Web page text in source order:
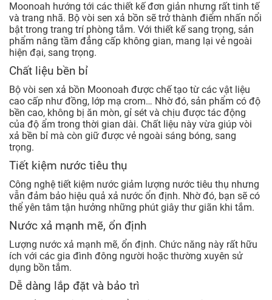
Moonoah hướng tới các thiết kế đơn giản nhưng rất tinh tế
và trang nhã. Bộ vòi sen xả bồn sẽ trở thành điểm nhấn nổi
bật trong trang trí phòng tắm. Với thiết kế sang trọng, sản
phẩm nâng tầm đẳng cấp không gian, mang lại vẻ ngoài
hiện đại, sang trọng.
Chất liệu bền bỉ
Bộ vòi sen xả bồn Moonoah được chế tạo từ các vật liệu
cao cấp như đồng, lớp mạ crom… Nhờ đó, sản phẩm có độ
bền cao, không bị ăn mòn, gỉ sét và chịu được tác động
của độ ẩm trong thời gian dài. Chất liệu này vừa giúp vòi
xả bền bỉ mà còn giữ được vẻ ngoài sáng bóng, sang
trọng.
Tiết kiệm nước tiêu thụ
Công nghệ tiết kiệm nước giảm lượng nước tiêu thụ nhưng
vẫn đảm bảo hiệu quả xả nước ổn định. Nhờ đó, bạn sẽ có
thể yên tâm tận hưởng những phút giây thư giãn khi tắm.
Nước xả mạnh mẽ, ổn định
Lượng nước xả mạnh mẽ, ổn định. Chức năng này rất hữu
ích với các gia đình đông người hoặc thường xuyên sử
dụng bồn tắm.
Dễ dàng lắp đặt và bảo trì